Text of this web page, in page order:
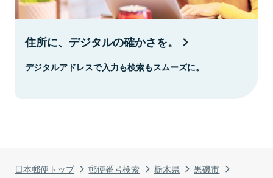
日本郵便トップ 郵便番号検索 栃木県
黒磯市
住所に、デジタルの確かさを。
デジタルアドレスで入力も検索もスムーズに。